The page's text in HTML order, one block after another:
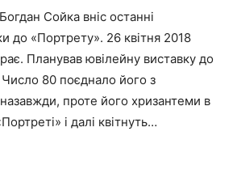
Сойка вніс останні
до «Портрету». 26 квітня 2018
Планував ювілейну виставку до
Число 80 поєднало його з
проте його хризантеми в
і далі квітнуть…